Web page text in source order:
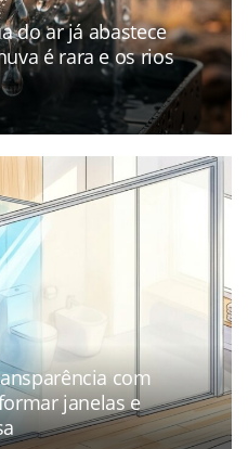
do ar já abastece
é rara e os rios
com
janelas e